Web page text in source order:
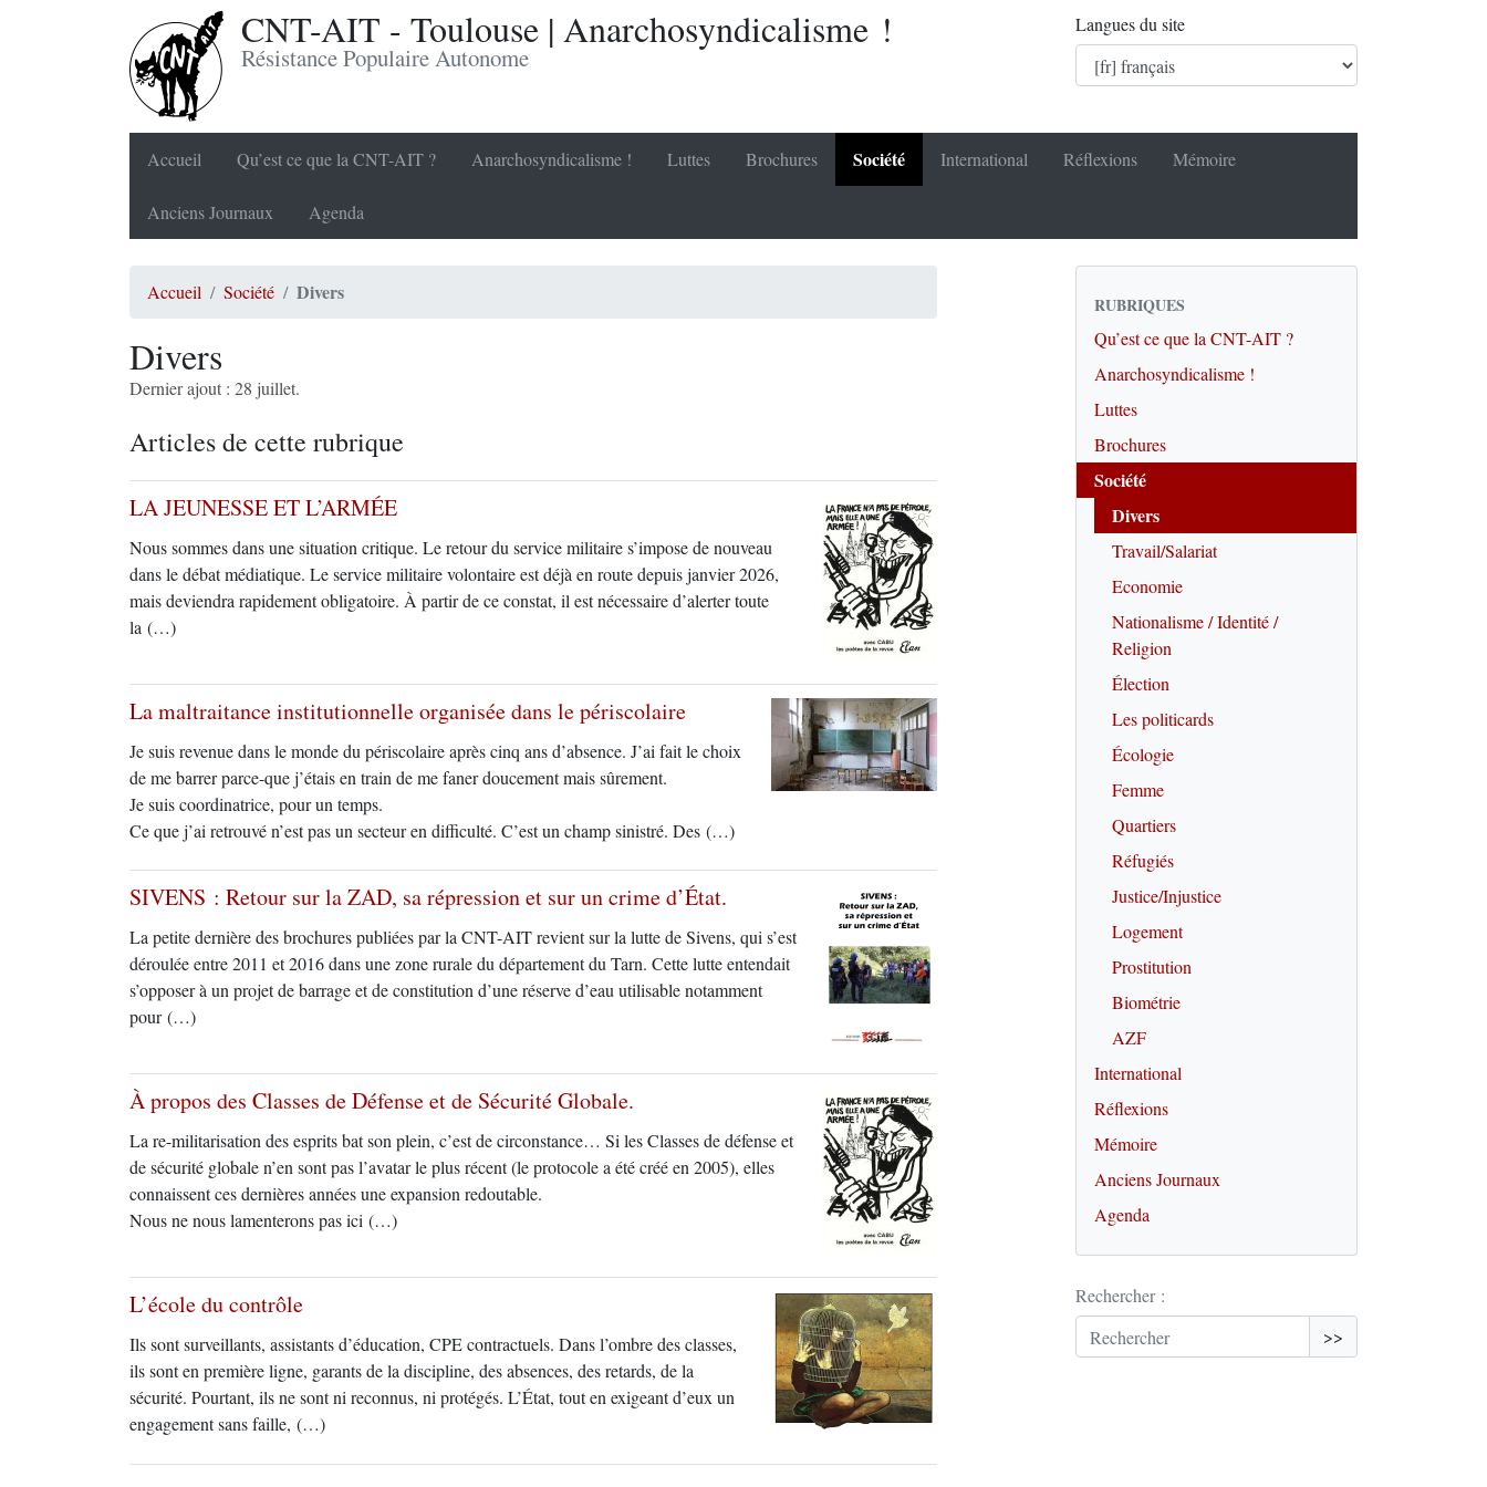
CNT-AIT - Toulouse | Anarchosyndicalisme !
Résistance Populaire Autonome
Langues du site
Accueil Qu’est ce que la CNT-AIT ? Anarchosyndicalisme ! Luttes Brochures Société International Réflexions Mémoire
Anciens Journaux Agenda
Accueil Société Divers
Divers
Dernier ajout : 28 juillet.
Articles de cette rubrique
LA JEUNESSE ET L’ARMÉE
Nous sommes dans une situation critique. Le retour du service militaire s’impose de nouveau
dans le débat médiatique. Le service militaire volontaire est déjà en route depuis janvier 2026,
mais deviendra rapidement obligatoire. À partir de ce constat, il est nécessaire d’alerter toute
la (…)
La maltraitance institutionnelle organisée dans le périscolaire
Je suis revenue dans le monde du périscolaire après cinq ans d’absence. J’ai fait le choix
de me barrer parce-que j’étais en train de me faner doucement mais sûrement.
Je suis coordinatrice, pour un temps.
Ce que j’ai retrouvé n’est pas un secteur en difficulté. C’est un champ sinistré. Des (…)
SIVENS : Retour sur la ZAD, sa répression et sur un crime d’État.
La petite dernière des brochures publiées par la CNT-AIT revient sur la lutte de Sivens, qui s’est
déroulée entre 2011 et 2016 dans une zone rurale du département du Tarn. Cette lutte entendait
s’opposer à un projet de barrage et de constitution d’une réserve d’eau utilisable notamment
pour (…)
À propos des Classes de Défense et de Sécurité Globale.
La re-militarisation des esprits bat son plein, c’est de circonstance… Si les Classes de défense et
de sécurité globale n’en sont pas l’avatar le plus récent (le protocole a été créé en 2005), elles
connaissent ces dernières années une expansion redoutable.
Nous ne nous lamenterons pas ici (…)
L’école du contrôle
Ils sont surveillants, assistants d’éducation, CPE contractuels. Dans l’ombre des classes,
ils sont en première ligne, garants de la discipline, des absences, des retards, de la
sécurité. Pourtant, ils ne sont ni reconnus, ni protégés. L’État, tout en exigeant d’eux un
engagement sans faille, (…)
RUBRIQUES
Qu’est ce que la CNT-AIT ?
Anarchosyndicalisme !
Luttes
Brochures
Société
Divers
Travail/Salariat
Economie
Nationalisme / Identité /
Religion
Élection
Les politicards
Écologie
Femme
Quartiers
Réfugiés
Justice/Injustice
Logement
Prostitution
Biométrie
AZF
International
Réflexions
Mémoire
Anciens Journaux
Agenda
Rechercher :
>>